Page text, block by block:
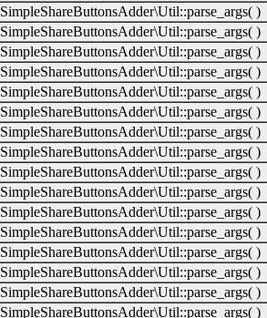
SimpleShareButtonsAdder\Util::parse_args( )
SimpleShareButtonsAdder\Util::parse_args( )
SimpleShareButtonsAdder\Util::parse_args( )
SimpleShareButtonsAdder\Util::parse_args( )
SimpleShareButtonsAdder\Util::parse_args( )
SimpleShareButtonsAdder\Util::parse_args( )
SimpleShareButtonsAdder\Util::parse_args( )
SimpleShareButtonsAdder\Util::parse_args( )
SimpleShareButtonsAdder\Util::parse_args( )
SimpleShareButtonsAdder\Util::parse_args( )
SimpleShareButtonsAdder\Util::parse_args( )
SimpleShareButtonsAdder\Util::parse_args( )
SimpleShareButtonsAdder\Util::parse_args( )
SimpleShareButtonsAdder\Util::parse_args( )
SimpleShareButtonsAdder\Util::parse_args( )
SimpleShareButtonsAdder\Util::parse_args( )